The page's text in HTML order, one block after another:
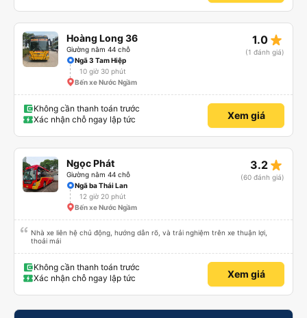
Hoàng Long 36
Giường nằm 44 chỗ
1.0 star_rate
(1 đánh giá)
Ngã 3 Tam Hiệp
10 giờ 30 phút
Bến xe Nước Ngầm
Không cần thanh toán trước
Xác nhận chỗ ngay lập tức
Xem giá
Ngọc Phát
Giường nằm 44 chỗ
3.2 star_rate
(60 đánh giá)
Ngã ba Thái Lan
12 giờ 20 phút
Bến xe Nước Ngầm
Nhà xe liên hệ chủ động, hướng dẫn rõ, và trải nghiệm trên xe thuận lợi,
thoải mái
Không cần thanh toán trước
Xác nhận chỗ ngay lập tức
Xem giá